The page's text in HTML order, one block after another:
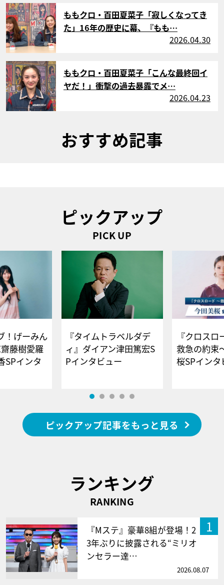
サムネイル
ももクロ・百田夏菜子「寂しくなってき
た」16年の歴史に幕、『もも…
2026.04.30
サムネイル
ももクロ・百田夏菜子「こんな最終回イ
ヤだ！」衝撃の過去暴露でメ…
2026.04.23
おすすめ記事
ピックアップ
PICK UP
！げーみん
藤樹愛羅
SPインタ
『タイムトラベルダデ
ィ』ダイアン津田篤宏S
Pインタビュー
『クロス
救急の約束
桜SPイ
ピックアップ記事をもっと見る
ランキング
RANKING
1
『Mステ』豪華8組が登場！2
3年ぶりに披露される“ミリオ
ンセラー達…
2026.08.07